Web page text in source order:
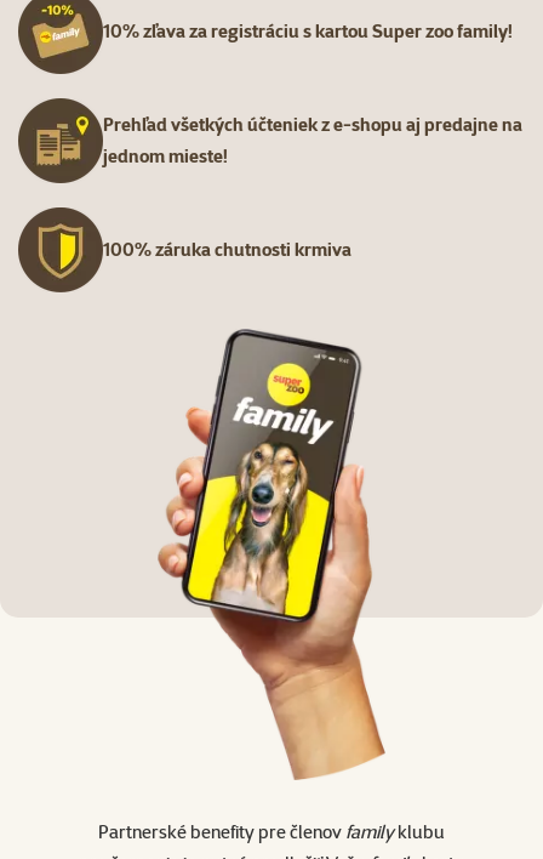
10% zľava za registráciu s kartou Super zoo family!
Prehľad všetkých účteniek z e-shopu aj predajne na
jednom mieste!
100% záruka chutnosti krmiva
Partnerské benefity pre členov familyklubu